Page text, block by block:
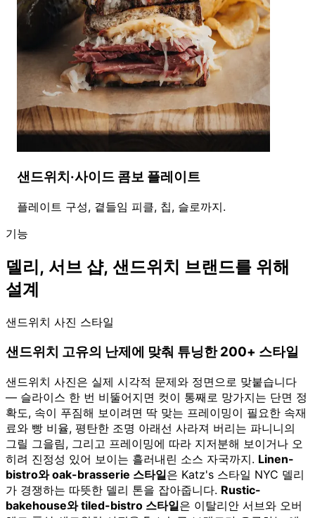
샌드위치·사이드 콤보 플레이트
플레이트 구성, 곁들임 피클, 칩, 슬로까지.
기능
델리, 서브 샵, 샌드위치 브랜드를 위해
설계
샌드위치 사진 스타일
샌드위치 고유의 난제에 맞춰 튜닝한 200+ 스타일
샌드위치 사진은 실제 시각적 문제와 정면으로 맞붙습니다
— 슬라이스 한 번 비뚤어지면 컷이 통째로 망가지는 단면 정
확도, 속이 푸짐해 보이려면 딱 맞는 프레이밍이 필요한 속재
료와 빵 비율, 평탄한 조명 아래선 사라져 버리는 파니니의
그릴 그을림, 그리고 프레이밍에 따라 지저분해 보이거나 오
히려 진정성 있어 보이는 흘러내린 소스 자국까지. Linen-
bistro와 oak-brasserie 스타일은 Katz's 스타일 NYC 델리
가 경쟁하는 따뜻한 델리 톤을 잡아줍니다. Rustic-
bakehouse와 tiled-bistro 스타일은 이탈리안 서브와 오버